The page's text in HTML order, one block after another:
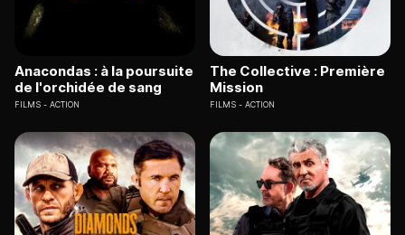
Anacondas : à la poursuite
de l'orchidée de sang
FILMS ACTION
The Collective : Première
Mission
FILMS ACTION